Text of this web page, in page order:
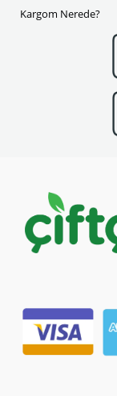
Kargom Nerede?